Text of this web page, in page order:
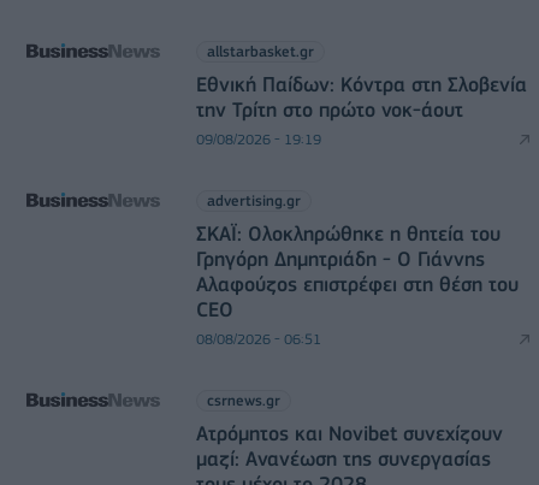
allstarbasket.gr
Εθνική Παίδων: Κόντρα στη Σλοβενία
την Τρίτη στο πρώτο νοκ-άουτ
09/08/2026 - 19:19
advertising.gr
ΣΚΑΪ: Ολοκληρώθηκε η θητεία του
Γρηγόρη Δημητριάδη - Ο Γιάννης
Αλαφούζος επιστρέφει στη θέση του
CEO
08/08/2026 - 06:51
csrnews.gr
Ατρόμητος και Novibet συνεχίζουν
μαζί: Ανανέωση της συνεργασίας